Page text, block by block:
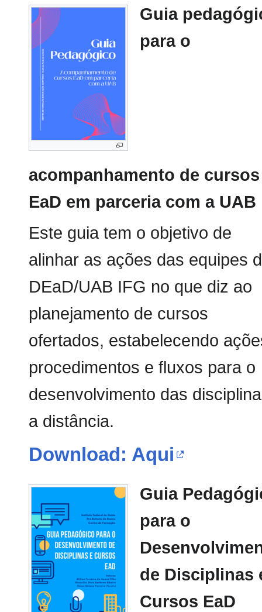
Guia
para o
acompanhamento de cursos
EaD em parceria com a UAB
Este guia tem o objetivo de
alinhar as ações das equipes
DEaD/UAB IFG no que diz ao
planejamento de cursos
ofertados, estabelecendo
procedimentos e fluxos para o
desenvolvimento das
a distância.
Download: Aqui
Guia
para o
de Disciplinas
Cursos EaD